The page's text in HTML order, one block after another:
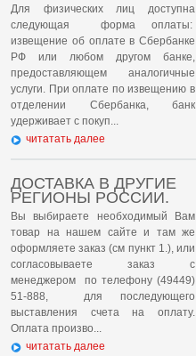
Для физических лиц доступна
следующая форма оплаты:
извещение об оплате в Сбербанке
РФ или любом другом банке,
предоставляющем аналогичные
услуги. При оплате по извещению в
отделении Сбербанка, банк
удерживает с покуп...
читатать далее
ДОСТАВКА В ДРУГИЕ
РЕГИОНЫ РОССИИ.
Вы выбираете необходимый Вам
товар на нашем сайте и там же
оформляете заказ (см пункт 1.), или
согласовываете заказ с
менеджером по телефону (49449)
51-888, для последующего
выставления счета на оплату.
Оплата произво...
читатать далее